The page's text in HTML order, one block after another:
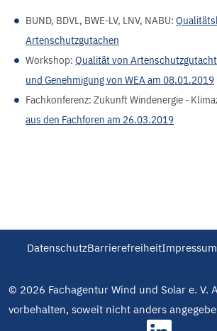
BUND, BDVL, BWE-LV, LNV, NABU:
Artenschutzgutachen
Workshop: Qualität von
und Genehmigung von WEA am 08.01.2019
Fachkonferenz: Zukunft Windenergie -
aus den Fachforen am 26.03.2019
DatenschutzBarrierefreiheitImpressum
© 2026 Fachagentur Wind und Solar e. V.
vorbehalten, soweit nicht anders